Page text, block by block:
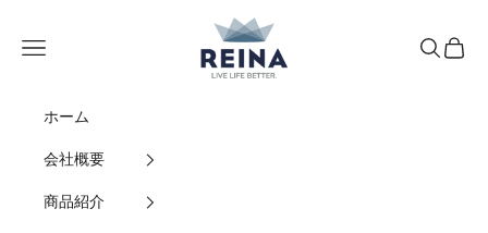
REINA
メニュー 検索カート
ホーム
会社概要
商品紹介